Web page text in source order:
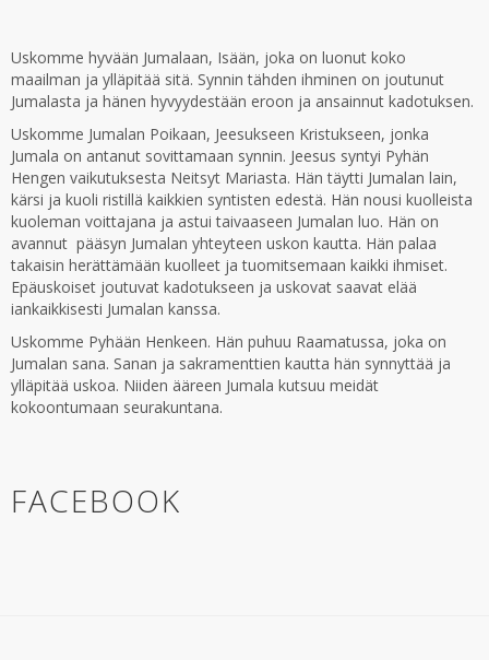
Uskomme hyvään Jumalaan, Isään, joka on luonut koko
maailman ja ylläpitää sitä. Synnin tähden ihminen on joutunut
Jumalasta ja hänen hyvyydestään eroon ja ansainnut kadotuksen.
Uskomme Jumalan Poikaan, Jeesukseen Kristukseen, jonka
Jumala on antanut sovittamaan synnin. Jeesus syntyi Pyhän
Hengen vaikutuksesta Neitsyt Mariasta. Hän täytti Jumalan lain,
kärsi ja kuoli ristillä kaikkien syntisten edestä. Hän nousi kuolleista
kuoleman voittajana ja astui taivaaseen Jumalan luo. Hän on
avannut pääsyn Jumalan yhteyteen uskon kautta. Hän palaa
takaisin herättämään kuolleet ja tuomitsemaan kaikki ihmiset.
Epäuskoiset joutuvat kadotukseen ja uskovat saavat elää
iankaikkisesti Jumalan kanssa.
Uskomme Pyhään Henkeen. Hän puhuu Raamatussa, joka on
Jumalan sana. Sanan ja sakramenttien kautta hän synnyttää ja
ylläpitää uskoa. Niiden ääreen Jumala kutsuu meidät
kokoontumaan seurakuntana.
FACEBOOK